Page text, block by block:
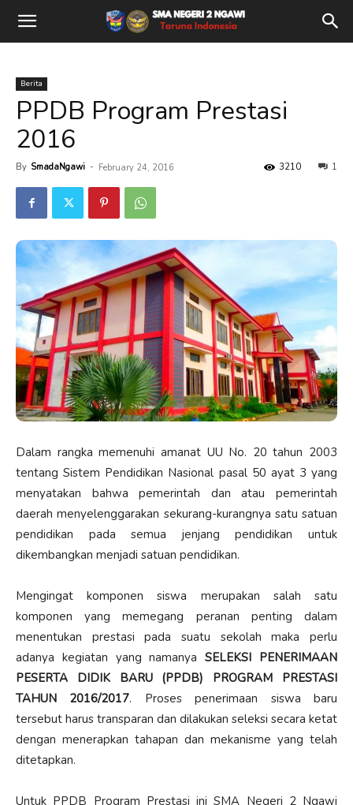
Berita
PPDB Program Prestasi
2016
By SmadaNgawi - February 24, 2016 1
3210
Dalam rangka memenuhi amanat UU No. 20 tahun 2003
tentang Sistem Pendidikan Nasional pasal 50 ayat 3 yang
menyatakan bahwa pemerintah dan atau pemerintah
daerah menyelenggarakan sekurang-kurangnya satu satuan
pendidikan pada semua jenjang pendidikan untuk
dikembangkan menjadi satuan pendidikan.
Mengingat komponen siswa merupakan salah satu
komponen yang memegang peranan penting dalam
menentukan prestasi pada suatu sekolah maka perlu
adanya kegiatan yang namanyaSELEKSI PENERIMAAN
PESERTA DIDIK BARU (PPDB) PROGRAM PRESTASI
TAHUN 2016/2017. Proses penerimaan siswa baru
tersebut harus transparan dan dilakukan seleksi secara ketat
dengan menerapkan tahapan dan mekanisme yang telah
ditetapkan.
Untuk PPDB Program Prestasi ini SMA Negeri 2 Ngawi